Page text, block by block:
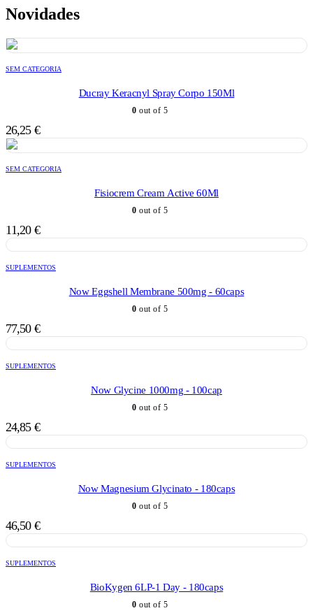
Novidades
SEM CATEGORIA
Ducray Keracnyl Spray Corpo 150Ml
0 out of 5
26,25 €
SEM CATEGORIA
Fisiocrem Cream Active 60Ml
0 out of 5
11,20 €
SUPLEMENTOS
Now Eggshell Membrane 500mg - 60caps
0 out of 5
77,50 €
SUPLEMENTOS
Now Glycine 1000mg - 100cap
0 out of 5
24,85 €
SUPLEMENTOS
Now Magnesium Glycinato - 180caps
0 out of 5
46,50 €
SUPLEMENTOS
BioKygen 6LP-1 Day - 180caps
0 out of 5